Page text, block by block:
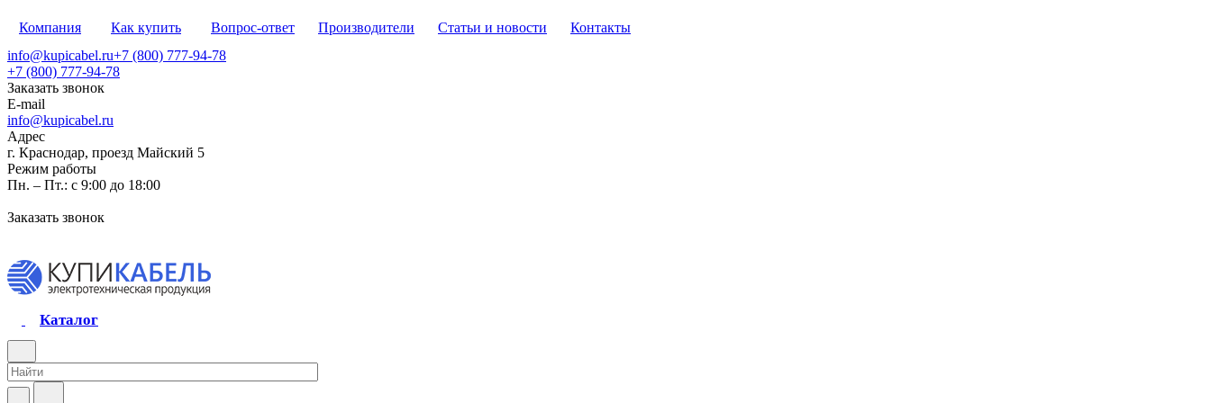
Компания Как купить Вопрос-ответ Производители Статьи и новости
Контакты
info@kupicabel.ru+7 (800) 777-94-78
+7 (800) 777-94-78
Заказать звонок
E-mail
info@kupicabel.ru
Адрес
г. Краснодар, проезд Майский 5
Режим работы
Пн. – Пт.: с 9:00 до 18:00
Заказать звонок
Каталог